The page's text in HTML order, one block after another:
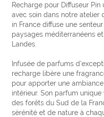
Recharge pour Diffuseur
avec soin dans notre atelier
in France diffuse une
paysages méditerranéens
Landes.
Infusée de parfums
recharge libère une
pour apporter une
intérieur. Son parfum
des forêts du Sud de la
sérénité et de nature à